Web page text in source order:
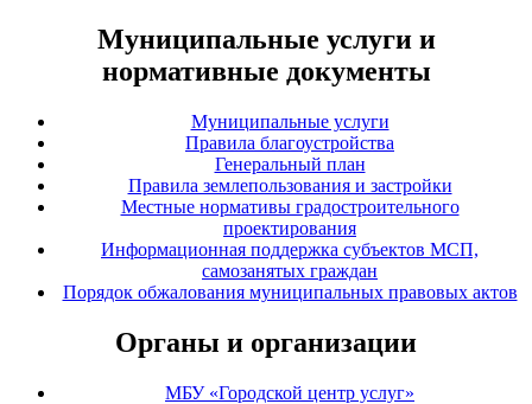
Муниципальные услуги и
нормативные документы
Муниципальные услуги
Правила благоустройства
Генеральный план
Правила землепользования и застройки
Местные нормативы градостроительного
проектирования
Информационная поддержка субъектов МСП,
самозанятых граждан
Порядок обжалования муниципальных правовых актов
Органы и организации
МБУ «Городской центр услуг»